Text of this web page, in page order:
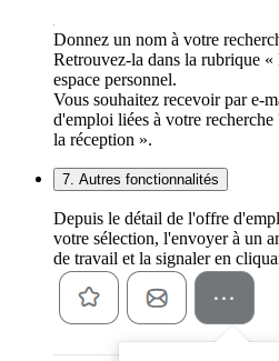
Donnez un nom à votre
Retrouvez-la dans la rubrique
espace personnel.
Vous souhaitez recevoir par e-
d'emploi liées à votre
la réception ».
7. Autres fonctionnalités
Depuis le détail de l'offre
votre sélection, l'envoyer à un
de travail et la signaler en